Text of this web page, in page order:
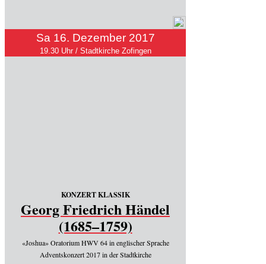
Sa 16. Dezember 2017
19.30 Uhr / Stadtkirche Zofingen
KONZERT KLASSIK
Georg Friedrich Händel
(1685–1759)
«Joshua» Oratorium HWV 64 in englischer Sprache
Adventskonzert 2017 in der Stadtkirche